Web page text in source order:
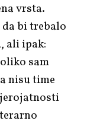
vrsta.
bi trebalo
ali ipak:
sam
nisu time